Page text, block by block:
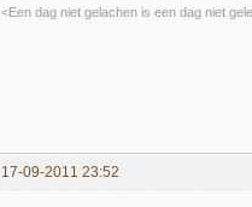
<Een dag niet gelachen is een dag niet
17-09-2011 23:52